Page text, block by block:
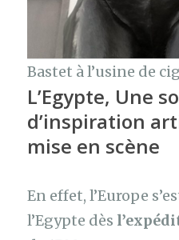
Bastet à l’usine de
L’Egypte, Une
d’inspiration
mise en scène
En effet, l’Europe
l’Egypte dès